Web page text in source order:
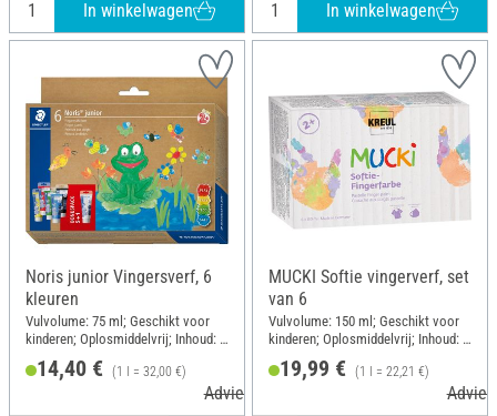
In winkelwagen In winkelwagen
Noris junior Vingersverf, 6
kleuren
Vulvolume: 75 ml; Geschikt voor
kinderen; Oplosmiddelvrij; Inhoud: 6
14,40 € (1 l = 32,00 €)
Adviesprijs 17,25 €
MUCKI Softie vingerverf, set
van 6
Vulvolume: 150 ml; Geschikt voor
kinderen; Oplosmiddelvrij; Inhoud: 6
19,99 € (1 l = 22,21 €)